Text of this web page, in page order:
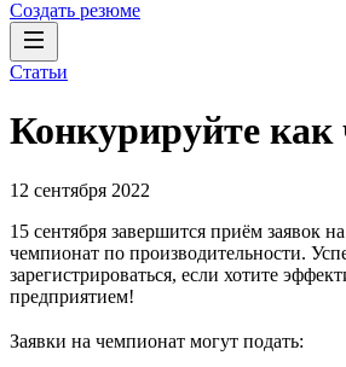
Создать резюме
Статьи
Конкурируйте
12 сентября 2022
15 сентября завершится приём заявок
чемпионат по производительности.
зарегистрироваться, если хотите
предприятием!
Заявки на чемпионат могут подать: